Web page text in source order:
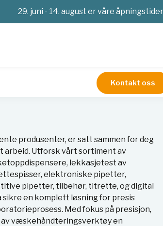
29. juni - 14. august er våre
Kontakt oss
produsenter, er satt sammen for deg
Utforsk vårt sortiment av
lekkasjetest av
elektroniske pipetter,
pipetter, tilbehør, titrette, og digital
sikre en komplett løsning for presis
Med fokus på presisjon,
væskehåndteringsverktøy en